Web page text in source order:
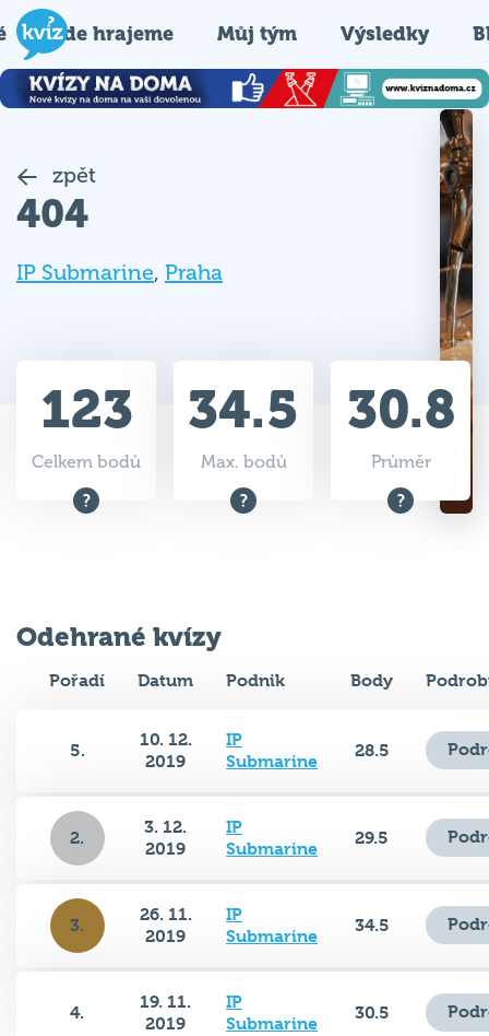
Kde hrajeme Můj tým Výsledky
zpět
404
IP Submarine, Praha
123
Celkem bodů
34.5
Max. bodů
30.8
Průměr
Odehrané kvízy
Pořadí Datum Podnik Body
5.
10. 12.
2019
IP
Submarine
28.5
2.
3. 12.
2019
IP
Submarine
29.5
3.
26. 11.
2019
IP
Submarine
34.5
4.
19. 11.
2019
IP
Submarine
30.5